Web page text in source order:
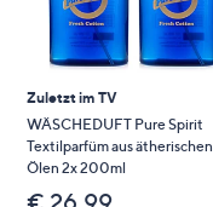
Zuletzt im TV
WÄSCHEDUFT Pure Spirit
Textilparfüm aus ätherischen
Ölen 2x 200ml